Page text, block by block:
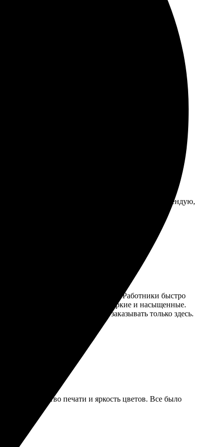
– и вуаля! Качество на высоте, всё просто
Обязательно вернусь за другими сувенирами!
Быстрая работа, привезли вовремя. Рекомендую,
выбор шаблонов порадовал. Работники быстро
Качество на высоте, цвета яркие и насыщенные.
печать! Теперь буду заказывать только здесь.
качество печати и яркость цветов. Все было